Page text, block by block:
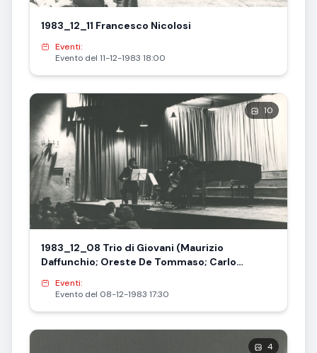
1983_12_11 Francesco Nicolosi
Eventi:
Evento del 11-12-1983 18:00
10
1983_12_08 Trio di Giovani (Maurizio
Daffunchio; Oreste De Tommaso; Carlo
del 50° anniversario della morte di B. Barattelli
Eventi:
Evento del 08-12-1983 17:30
4